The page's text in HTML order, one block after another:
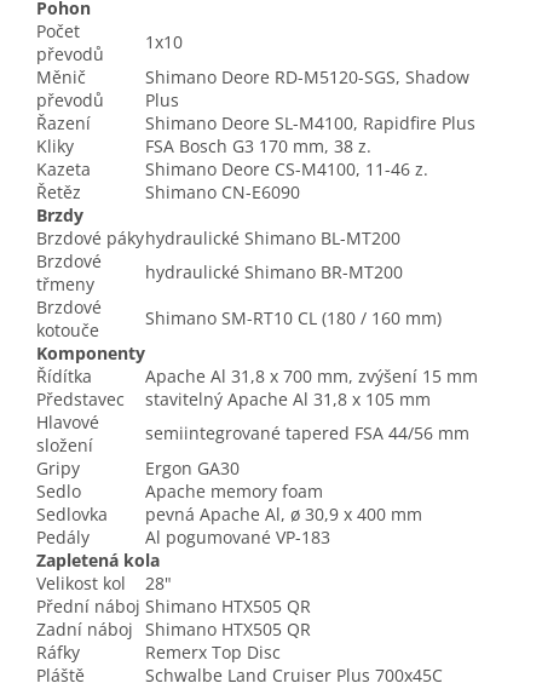
Pohon
Počet
převodů
1x10
Měnič
převodů
Shimano Deore RD-M5120-SGS, Shadow
Plus
Řazení
Shimano Deore SL-M4100, Rapidfire Plus
Kliky
FSA Bosch G3 170 mm, 38 z.
Kazeta
Shimano Deore CS-M4100, 11-46 z.
Řetěz
Shimano CN-E6090
Brzdy
Brzdové pákyhydraulické Shimano BL-MT200
Brzdové
třmeny
hydraulické Shimano BR-MT200
Brzdové
kotouče
Shimano SM-RT10 CL (180 / 160 mm)
Komponenty
Řídítka
Apache Al 31,8 x 700 mm, zvýšení 15 mm
Představec
stavitelný Apache Al 31,8 x 105 mm
Hlavové
složení
semiintegrované tapered FSA 44/56 mm
Gripy
Ergon GA30
Sedlo
Apache memory foam
Sedlovka
pevná Apache Al, ø 30,9 x 400 mm
Pedály
Al pogumované VP-183
Zapletená kola
Velikost kol
28"
Přední náboj Shimano HTX505 QR
Zadní náboj Shimano HTX505 QR
Ráfky
Remerx Top Disc
Pláště
Schwalbe Land Cruiser Plus 700x45C